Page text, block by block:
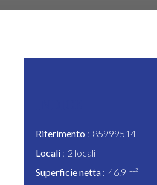
Riferimento
85999514
Locali
2 locali
Superficie netta
46.9 m²